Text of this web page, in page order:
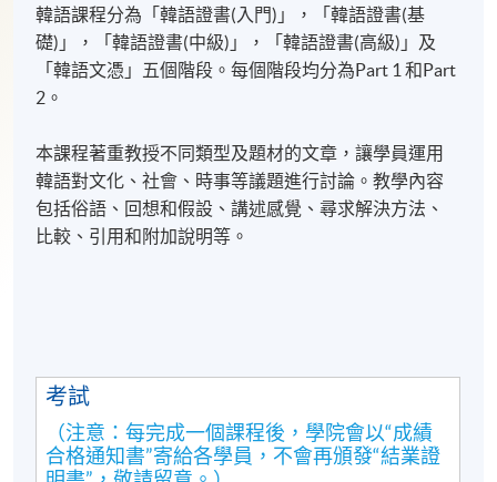
韓語課程分為「韓語證書(入門)」，「韓語證書(基
礎)」，「韓語證書(中級) 」，「韓語證書(高級)」及
「韓語文憑」五個階段。每個階段均分為Part 1和Part
2。
本課程著重教授不同類型及題材的文章，讓學員運用
韓語對文化、社會、時事等議題進行討論。教學內容
包括俗語、回想和假設、講述感覺、尋求解決方法、
比較、引用和附加說明等。
考試
（注意：每完成一個課程後，學院會以“成績
合格通知書”寄給各學員，不會再頒發“結業證